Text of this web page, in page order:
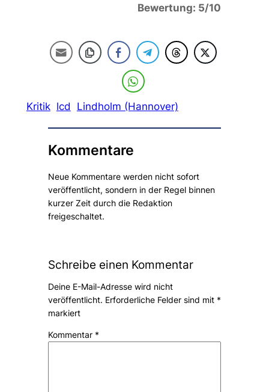
Bewertung: 5/10
Kritik lcd Lindholm (Hannover)
Kommentare
Neue Kommentare werden nicht sofort
veröffentlicht, sondern in der Regel binnen
kurzer Zeit durch die Redaktion
freigeschaltet.
Schreibe einen Kommentar
Deine E-Mail-Adresse wird nicht
veröffentlicht. Erforderliche Felder sind mit *
markiert
Kommentar *